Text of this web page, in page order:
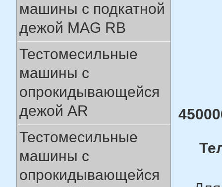
машины с подкатной
дежой MAG RB
Тестомесильные
машины с
опрокидывающейся
дежой AR
Тестомесильные
машины с
опрокидывающейся